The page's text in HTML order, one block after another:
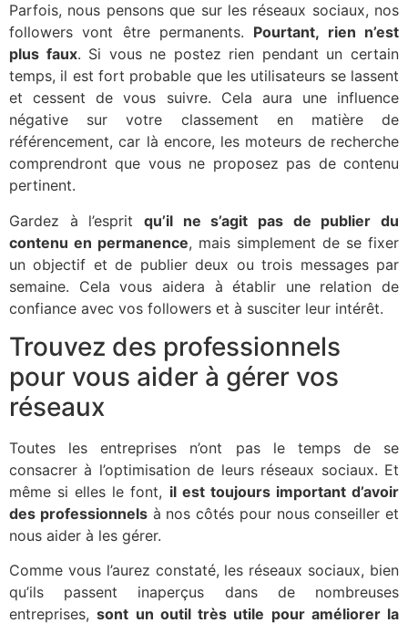
Parfois, nous pensons que sur les réseaux sociaux, nos
followers vont être permanents. Pourtant, rien n’est
plus faux. Si vous ne postez rien pendant un certain
temps, il est fort probable que les utilisateurs se lassent
et cessent de vous suivre. Cela aura une influence
négative sur votre classement en matière de
référencement, car là encore, les moteurs de recherche
comprendront que vous ne proposez pas de contenu
pertinent.
Gardez à l’esprit qu’il ne s’agit pas de publier du
contenu en permanence, mais simplement de se fixer
un objectif et de publier deux ou trois messages par
semaine. Cela vous aidera à établir une relation de
confiance avec vos followers et à susciter leur intérêt.
Trouvez des professionnels
pour vous aider à gérer vos
réseaux
Toutes les entreprises n’ont pas le temps de se
consacrer à l’optimisation de leurs réseaux sociaux. Et
même si elles le font, il est toujours important d’avoir
des professionnelsà nos côtés pour nous conseiller et
nous aider à les gérer.
Comme vous l’aurez constaté, les réseaux sociaux, bien
qu’ils passent inaperçus dans de nombreuses
entreprises,sont un outil très utile pour améliorer la